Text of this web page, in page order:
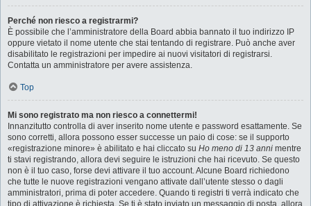
Perché non riesco a registrarmi?
È possibile che l’amministratore della Board abbia bannato il tuo indirizzo IP
oppure vietato il nome utente che stai tentando di registrare. Può anche aver
disabilitato le registrazioni per impedire ai nuovi visitatori di registrarsi.
Contatta un amministratore per avere assistenza.
Top
Mi sono registrato ma non riesco a connettermi!
Innanzitutto controlla di aver inserito nome utente e password esattamente. Se
sono corretti, allora possono esser successe un paio di cose: se il supporto
«registrazione minore» è abilitato e hai cliccato su Ho meno di 13 anni mentre
ti stavi registrando, allora devi seguire le istruzioni che hai ricevuto. Se questo
non è il tuo caso, forse devi attivare il tuo account. Alcune Board richiedono
che tutte le nuove registrazioni vengano attivate dall’utente stesso o dagli
amministratori, prima di poter accedere. Quando ti registri ti verrà indicato che
tipo di attivazione è richiesta. Se ti è stato inviato un messaggio di posta, allora